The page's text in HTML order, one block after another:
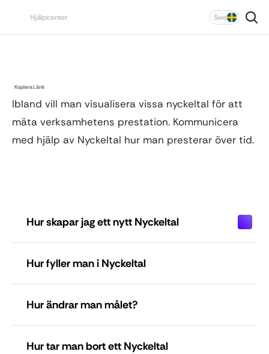
Hjälpcenter Select Language
Swe
Kopiera Länk
Ibland vill man visualisera vissa nyckeltal för att
mäta verksamhetens prestation. Kommunicera
med hjälp av Nyckeltal hur man presterar över tid.
Hur skapar jag ett nytt Nyckeltal
Admin → KPIs.
Hur fyller man i Nyckeltal
Hur ändrar man målet?
Hur tar man bort ett Nyckeltal
Edit